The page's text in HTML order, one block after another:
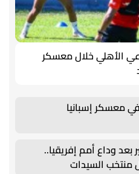
الأهلي خلال معسكر
معسكر إسبانيا
وداع أمم إفريقيا..
منتخب السيدات